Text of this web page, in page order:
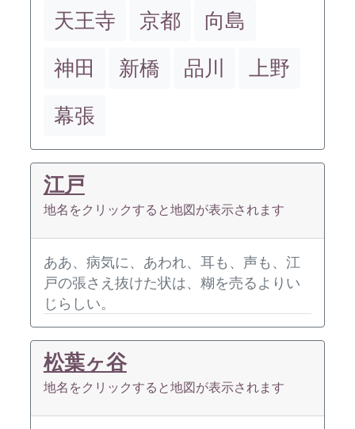
天王寺
京都
向島
神田
新橋 品川
上野
幕張
江戸
地名をクリックすると地図が表示されます
ああ、病気に、あわれ、耳も、声も、江
戸の張さえ抜けた状は、糊を売るよりい
じらしい。
松葉ヶ谷
地名をクリックすると地図が表示されます